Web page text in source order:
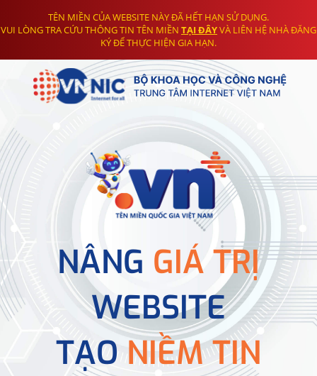
TÊN MIỀN CỦA WEBSITE NÀY ĐÃ HẾT HẠN SỬ DỤNG.
VUI LÒNG TRA CỨU THÔNG TIN TÊN MIỀN TẠI ĐÂYVÀ LIÊN HỆ NHÀ ĐĂNG
KÝ ĐỂ THỰC HIỆN GIA HẠN.
NÂNG GIÁ TRỊ
WEBSITE
TẠONIỀM TIN